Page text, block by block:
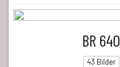
BR 640
43 Bilder